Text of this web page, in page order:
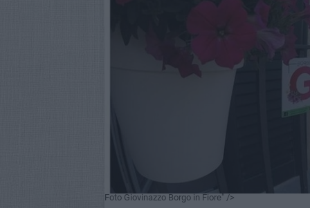
Foto Giovinazzo Borgo in Fiore" />